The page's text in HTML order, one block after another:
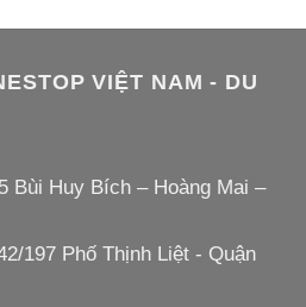
VIỆT NAM - DU
Bùi Huy Bích – Hoàng Mai –
197 Phố Thịnh Liệt - Quận